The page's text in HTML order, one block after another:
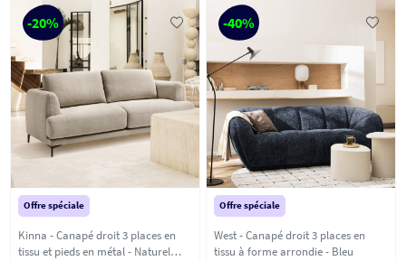
-20%
Offre spéciale
Kinna - Canapé droit 3 places en
tissu et pieds en métal - Naturel
-40%
Offre spéciale
West - Canapé droit 3 places en
tissu à forme arrondie - Bleu